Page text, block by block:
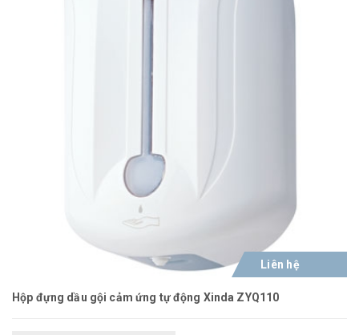
Liên hệ
Hộp đựng dầu gội cảm ứng tự động Xinda ZYQ110